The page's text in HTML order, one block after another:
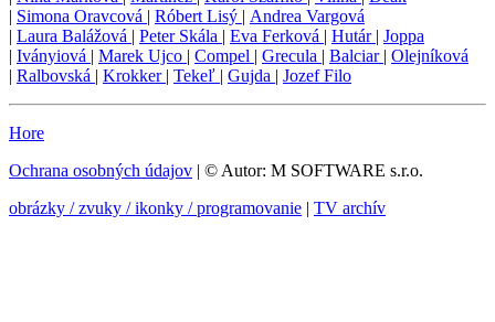
| Simona Oravcová | Róbert Lisý | Andrea Vargová
| Laura Balážová | Peter Skála | Eva Ferková | Hutár | Joppa
| Iványiová | Marek Ujco | Compel | Grecula | Balciar | Olejníková
| Ralbovská | Krokker | Tekeľ | Gujda | Jozef Filo
Hore
Ochrana osobných údajov | © Autor: M SOFTWARE s.r.o.
obrázky / zvuky / ikonky / programovanie | TV archív